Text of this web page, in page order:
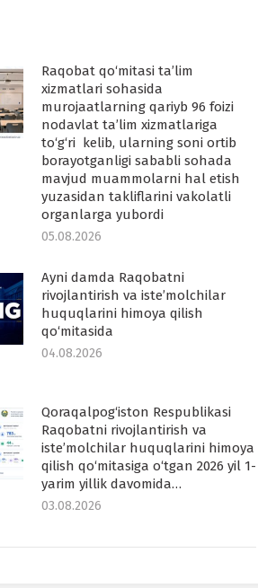
Raqobat qo‘mitasi ta’lim
xizmatlari sohasida
murojaatlarning qariyb 96 foizi
nodavlat ta’lim xizmatlariga
to‘g‘ri kelib, ularning soni ortib
borayotganligi sababli sohada
mavjud muammolarni hal etish
yuzasidan takliflarini vakolatli
organlarga yubordi
05.08.2026
Ayni damda Raqobatni
rivojlantirish va iste’molchilar
huquqlarini himoya qilish
qo‘mitasida
04.08.2026
Qoraqalpog‘iston Respublikasi
Raqobatni rivojlantirish va
iste’molchilar huquqlarini himoya
qilish qo‘mitasiga o‘tgan 2026 yil 1-
yarim yillik davomida…
03.08.2026